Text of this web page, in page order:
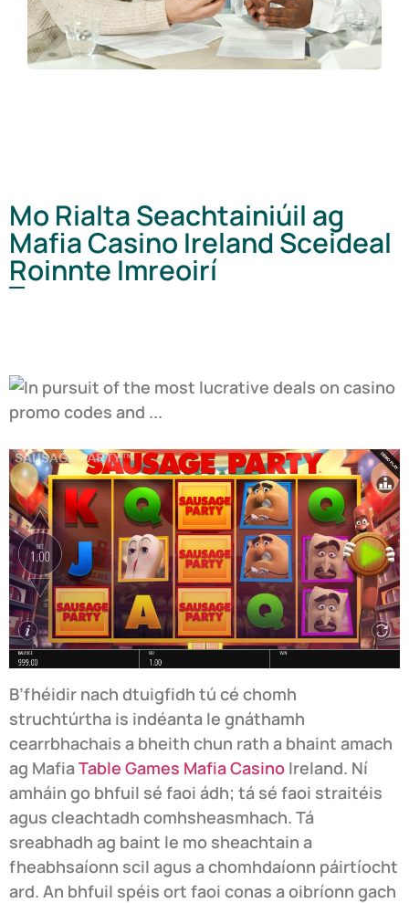
Mo Rialta Seachtainiúil ag
Mafia Casino Ireland Sceideal
Roinnte Imreoirí
B’fhéidir nach dtuigfidh tú cé chomh
struchtúrtha is indéanta le gnáthamh
cearrbhachais a bheith chun rath a bhaint amach
ag Mafia Table Games Mafia Casino Ireland. Ní
amháin go bhfuil sé faoi ádh; tá sé faoi straitéis
agus cleachtadh comhsheasmhach. Tá
sreabhadh ag baint le mo sheachtain a
fheabhsaíonn scil agus a chomhdaíonn páirtíocht
ard. An bhfuil spéis ort faoi conas a oibríonn gach